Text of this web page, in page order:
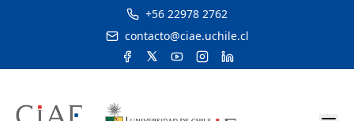
+56 22978 2762
contacto@ciae.uchile.cl